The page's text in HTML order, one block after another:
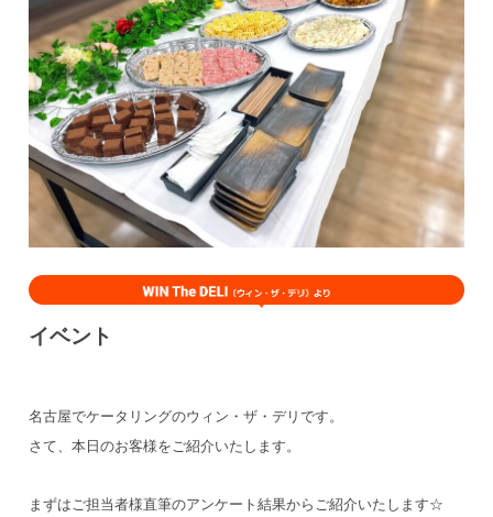
イベント
名古屋でケータリングのウィン・ザ・デリです。
さて、本日のお客様をご紹介いたします。
まずはご担当者様直筆のアンケート結果からご紹介いたします☆